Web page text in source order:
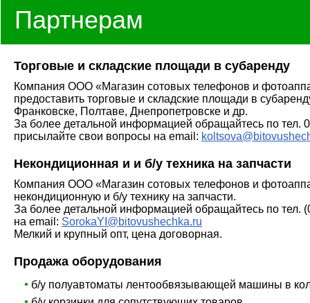
Партнерам
Торговые и складские площади в субаренду
Компания ООО «Магазин сотовых телефонов и
предоставить торговые и складские площади в
Франковске, Полтаве, Днепропетровске и др.
За более детальной информацией обращайтесь по тел.
присылайте свои вопросы на email:
Некондиционная и и б/у техника на запчасти
Компания ООО «Магазин сотовых телефонов и
некондиционную и б/у технику на запчасти.
За более детальной информацией обращайтесь по тел.
на email: SorokaYI@bitovushechka.ru
Мелкий и крупный опт, цена договорная.
Продажа оборудования
б/у полуавтоматы лентообвязывающей машины в